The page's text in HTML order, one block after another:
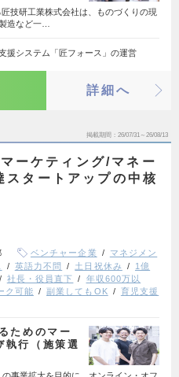
技研⼯業株式会社は、ものづくりの現
造など⼀…
援システム「匠フォース」の運営
詳細へ
掲載期間 26/07/31～26/08/13
ーケティング/マネー
スタートアップの中核
ベンチャー企業
マネジメン
英語力不問 土日祝休み
1億
社長・役員直下
年収600万以
ク可能 副業してもOK
育児支援
ためのマー
執行（施策選
事業拡大を目的に、オンライン・オフ